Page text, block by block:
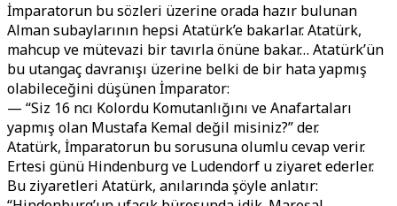
İmparatorun bu sözleri üzerine orada hazır bulunan
Alman subaylarının hepsi Atatürk’e bakarlar. Atatürk,
mahcup ve mütevazi bir tavırla önüne bakar… Atatürk’ün
bu utangaç davranışı üzerine belki de bir hata yapmış
olabileceğini düşünen İmparator:
— “Siz 16 ncı Kolordu Komutanlığını ve Anafartaları
yapmış olan Mustafa Kemal değil misiniz?” der.
Atatürk, İmparatorun bu sorusuna olumlu cevap verir.
Ertesi günü Hindenburg ve Ludendorf u ziyaret ederler.
Bu ziyaretleri Atatürk, anılarında şöyle anlatır: